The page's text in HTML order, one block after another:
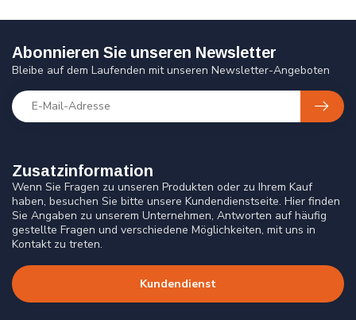
Zusatzinformation
Wenn Sie Fragen zu unseren Produkten oder zu Ihrem Kauf
haben, besuchen Sie bitte unsere Kundendienstseite. Hier finden
Sie Angaben zu unserem Unternehmen, Antworten auf häufig
gestellte Fragen und verschiedene Möglichkeiten, mit uns in
Kontakt zu treten.
Kundendienst
Abonnieren Sie unseren Newsletter
Bleibe auf dem Laufenden mit unseren Newsletter-Angeboten